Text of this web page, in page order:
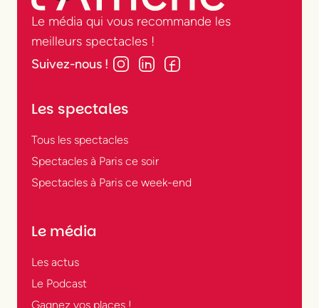
Le média qui vous recommande les
meilleurs spectacles !
Suivez-nous !
Les spectales
Tous les spectacles
Spectacles à Paris ce soir
Spectacles à Paris ce week-end
Le média
Les actus
Le Podcast
Gagnez vos places !